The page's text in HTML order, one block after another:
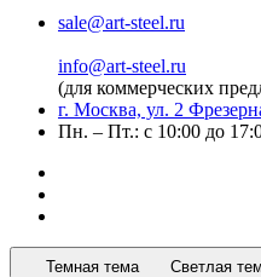
sale@art-steel.ru
info@art-steel.ru
(для коммерческих
г. Москва, ул. 2
Пн. – Пт.: с 10:00 до
Темная тема Светлая